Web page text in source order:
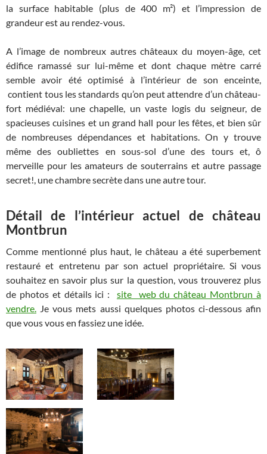
la surface habitable (plus de 400 m²) et l’impression de
grandeur est au rendez-vous.
A l’image de nombreux autres châteaux du moyen-âge, cet
édifice ramassé sur lui-même et dont chaque mètre carré
semble avoir été optimisé à l’intérieur de son enceinte,
contient tous les standards qu’on peut attendre d’un château-
fort médiéval: une chapelle, un vaste logis du seigneur, de
spacieuses cuisines et un grand hall pour les fêtes, et bien sûr
de nombreuses dépendances et habitations. On y trouve
même des oubliettes en sous-sol d’une des tours et, ô
merveille pour les amateurs de souterrains et autre passage
secret!, une chambre secrète dans une autre tour.
Détail de l’intérieur actuel de château
Montbrun
Comme mentionné plus haut, le château a été superbement
restauré et entretenu par son actuel propriétaire. Si vous
souhaitez en savoir plus sur la question, vous trouverez plus
de photos et détails ici : site web du château Montbrun à
vendre.
Je vous mets aussi quelques photos ci-dessous afin
que vous vous en fassiez une idée.